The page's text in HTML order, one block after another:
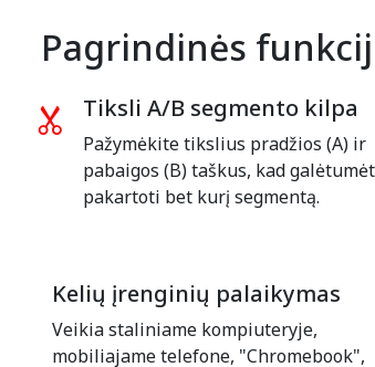
Pagrindinės
Tiksli A/B segmento kilpa
Pažymėkite tikslius pradžios (A) ir
pabaigos (B) taškus, kad
pakartoti bet kurį segmentą.
Kelių įrenginių palaikymas
Veikia staliniame kompiuteryje,
mobiliajame telefone, "Chromebook",